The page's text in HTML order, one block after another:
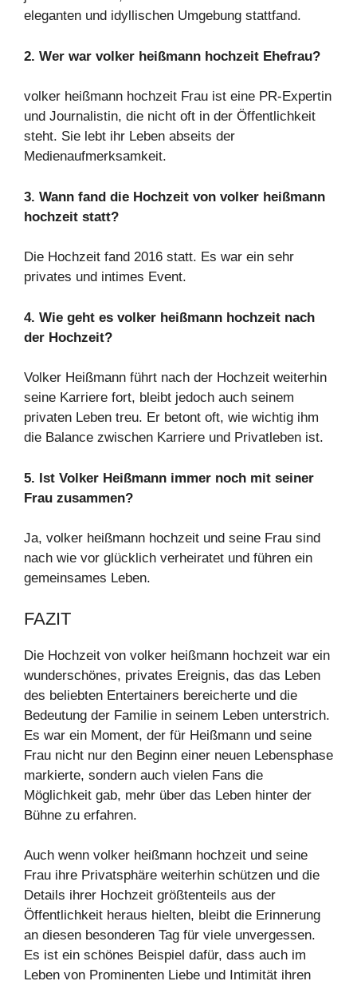
eleganten und idyllischen Umgebung stattfand.
2. Wer war volker heißmann hochzeit Ehefrau?
volker heißmann hochzeit Frau ist eine PR-Expertin
und Journalistin, die nicht oft in der Öffentlichkeit
steht. Sie lebt ihr Leben abseits der
Medienaufmerksamkeit.
3. Wann fand die Hochzeit von volker heißmann
hochzeit statt?
Die Hochzeit fand 2016 statt. Es war ein sehr
privates und intimes Event.
4. Wie geht es volker heißmann hochzeit nach
der Hochzeit?
Volker Heißmann führt nach der Hochzeit weiterhin
seine Karriere fort, bleibt jedoch auch seinem
privaten Leben treu. Er betont oft, wie wichtig ihm
die Balance zwischen Karriere und Privatleben ist.
5. Ist Volker Heißmann immer noch mit seiner
Frau zusammen?
Ja, volker heißmann hochzeit und seine Frau sind
nach wie vor glücklich verheiratet und führen ein
gemeinsames Leben.
FAZIT
Die Hochzeit von volker heißmann hochzeit war ein
wunderschönes, privates Ereignis, das das Leben
des beliebten Entertainers bereicherte und die
Bedeutung der Familie in seinem Leben unterstrich.
Es war ein Moment, der für Heißmann und seine
Frau nicht nur den Beginn einer neuen Lebensphase
markierte, sondern auch vielen Fans die
Möglichkeit gab, mehr über das Leben hinter der
Bühne zu erfahren.
Auch wenn volker heißmann hochzeit und seine
Frau ihre Privatsphäre weiterhin schützen und die
Details ihrer Hochzeit größtenteils aus der
Öffentlichkeit heraus hielten, bleibt die Erinnerung
an diesen besonderen Tag für viele unvergessen.
Es ist ein schönes Beispiel dafür, dass auch im
Leben von Prominenten Liebe und Intimität ihren